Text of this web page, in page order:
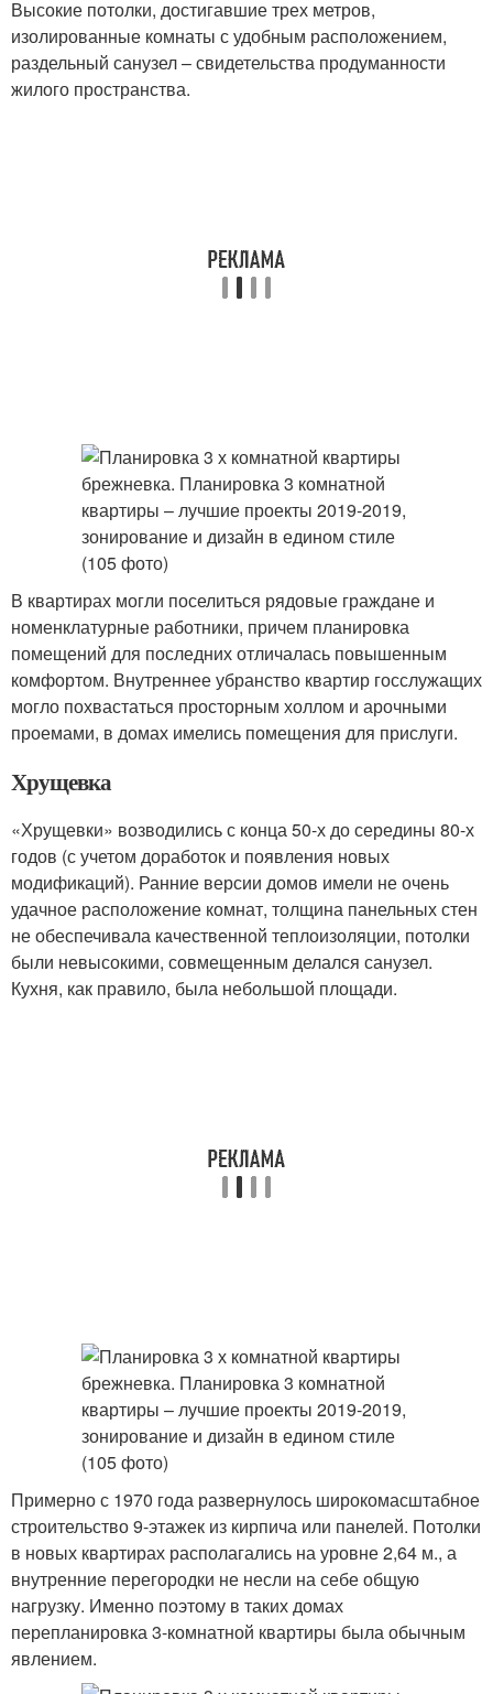
Высокие потолки, достигавшие трех метров,
изолированные комнаты с удобным расположением,
раздельный санузел – свидетельства продуманности
жилого пространства.
В квартирах могли поселиться рядовые граждане и
номенклатурные работники, причем планировка
помещений для последних отличалась повышенным
комфортом. Внутреннее убранство квартир госслужащих
могло похвастаться просторным холлом и арочными
проемами, в домах имелись помещения для прислуги.
Хрущевка
«Хрущевки» возводились с конца 50-х до середины 80-х
годов (с учетом доработок и появления новых
модификаций). Ранние версии домов имели не очень
удачное расположение комнат, толщина панельных стен
не обеспечивала качественной теплоизоляции, потолки
были невысокими, совмещенным делался санузел.
Кухня, как правило, была небольшой площади.
Примерно с 1970 года развернулось широкомасштабное
строительство 9-этажек из кирпича или панелей. Потолки
в новых квартирах располагались на уровне 2,64 м., а
внутренние перегородки не несли на себе общую
нагрузку. Именно поэтому в таких домах
перепланировка 3-комнатной квартиры была обычным
явлением.